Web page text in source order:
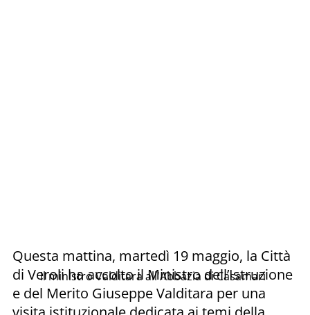
Il ministro Valditara all'Abbazia di Casamari
Questa mattina, martedì 19 maggio, la Città
di Veroli ha accolto il Ministro dell’Istruzione
e del Merito Giuseppe Valditara per una